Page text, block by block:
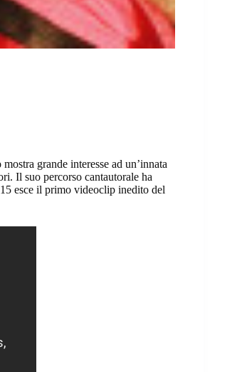
grande interesse ad un’innata
Il suo percorso cantautorale ha
esce il primo videoclip inedito del